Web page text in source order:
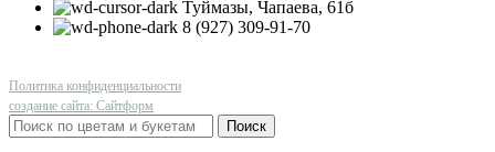
Туймазы, Чапаева, 61б
8 (927) 309-91-70
Политика конфиденциальности
создание сайта: Сайтформ
Поиск